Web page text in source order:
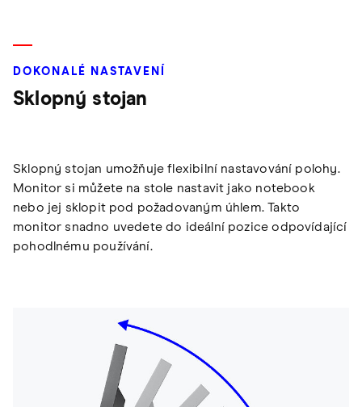
DOKONALÉ NASTAVENÍ
Sklopný stojan
Sklopný stojan umožňuje flexibilní nastavování polohy.
Monitor si můžete na stole nastavit jako notebook
nebo jej sklopit pod požadovaným úhlem. Takto
monitor snadno uvedete do ideální pozice odpovídající
pohodlnému používání.